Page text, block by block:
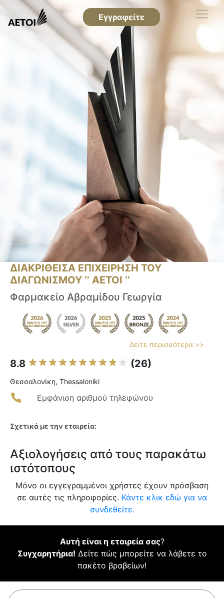
Εγγραφείτε
ΔΙΑΚΡΙΘΕΙΣΑ ΕΠΙΧΕΙΡΗΣΗ ΤΟΥ
ΔΙΑΓΩΝΙΣΜΟΥ ‘’ ΑΕΤΟΙ ‘’
Φαρμακείο Αβραμίδου Γεωργία
Δείτε περισσότερα >>
8.8 (26)
Θεσσαλονίκη, Thessaloníki
Εμφάνιση αριθμού τηλεφώνου
Σχετικά με την εταιρεία:
Αξιολογήσεις από τους παρακάτω
ιστότοπους
Μόνο οι εγγεγραμμένοι χρήστες έχουν πρόσβαση
σε αυτές τις πληροφορίες. Κάντε κλικ εδώ για να
συνδεθείτε.
Αυτή είναι η εταιρεία σας?
Συγχαρητήρια! Δείτε πώς μπορείτε να λάβετε το
πακέτο βραβείων!